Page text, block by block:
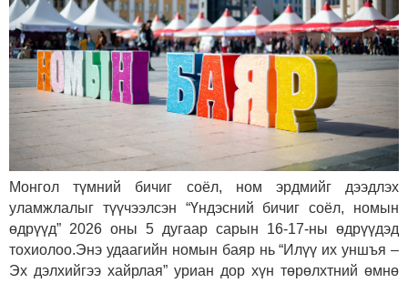
Монгол түмний бичиг соёл, ном эрдмийг дээдлэх
уламжлалыг түүчээлсэн “Үндэсний бичиг соёл, номын
өдрүүд” 2026 оны 5 дугаар сарын 16-17-ны өдрүүдэд
тохиолоо.Энэ удаагийн номын баяр нь “Илүү их уншъя –
Эх дэлхийгээ хайрлая” уриан дор хүн төрөлхтний өмнө